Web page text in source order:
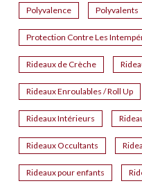
Polyvalence Polyvalents
Protection Contre Les
Rideaux de Crèche
Rideaux Enroulables / Roll Up
Rideaux Intérieurs
Rideaux Occultants
Rideaux pour enfants